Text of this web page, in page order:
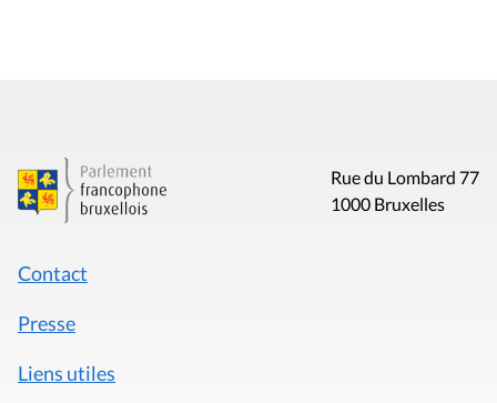
Rue du Lombard 77
1000 Bruxelles
Contact
Presse
Liens utiles